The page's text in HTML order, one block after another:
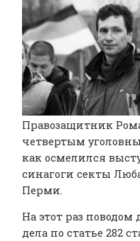
Правозащитник
четвертым
как осмелился
синагоги секты
Перми.
На этот раз поводом
дела по статье 282